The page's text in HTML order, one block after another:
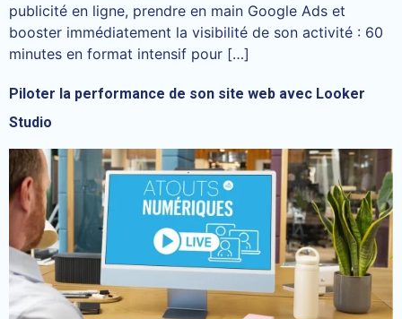
publicité en ligne, prendre en main Google Ads et
booster immédiatement la visibilité de son activité : 60
minutes en format intensif pour […]
Piloter la performance de son site web avec Looker
Studio